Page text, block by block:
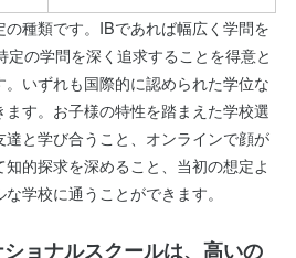
種類です。IBであれば幅広く学問を
の学問を深く追求することを得意と
いずれも国際的に認められた学位な
す。お子様の特性を踏まえた学校選
と学び合うこと、オンラインで顔が
的探求を深めること、当初の想定よ
学校に通うことができます。
ョナルスクールは、高いの